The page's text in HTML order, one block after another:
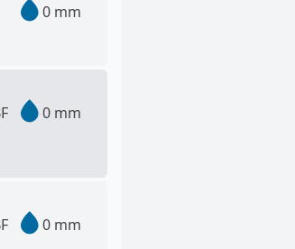
0 mm
0 mm
0 mm